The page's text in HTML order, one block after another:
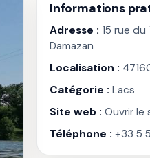
Informations
Adresse : 15 rue du
Damazan
Localisation :
Catégorie : Lacs
Site web : Ouvrir le
Téléphone : +33 5